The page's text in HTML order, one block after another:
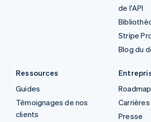
de l'API
Stripe
Blog du
Ressources
Guides
Témoignages de nos
clients
Carrières
Presse